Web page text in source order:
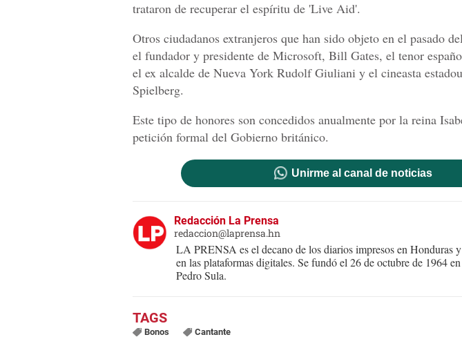
trataron de recuperar el espíritu de 'Live Aid'.
Otros ciudadanos extranjeros que han sido objeto en el pasado
el fundador y presidente de Microsoft, Bill Gates, el tenor
el ex alcalde de Nueva York Rudolf Giuliani y el cineasta
Spielberg.
Este tipo de honores son concedidos anualmente por la reina
petición formal del Gobierno británico.
Unirme al canal de noticias
Redacción La Prensa
redaccion@laprensa.hn
LA PRENSA es el decano de los diarios impresos en Honduras
en las plataformas digitales. Se fundó el 26 de octubre de 1964
Pedro Sula.
Bonos Cantante